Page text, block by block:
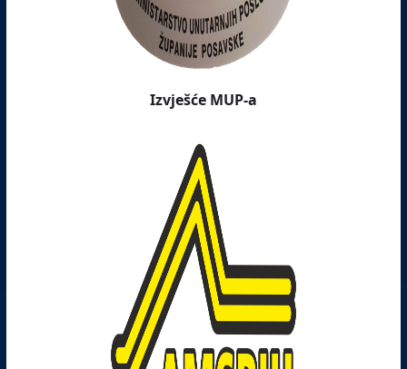
Izvješće MUP-a